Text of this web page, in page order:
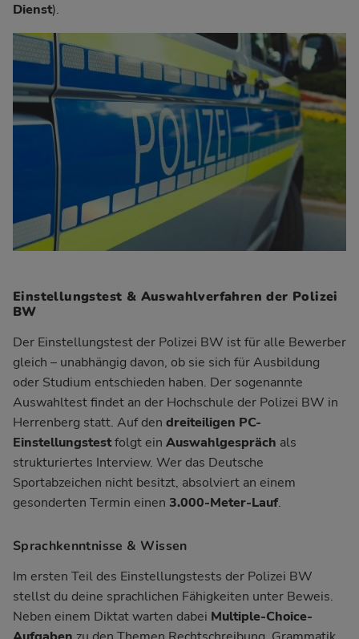
Dienst).
Einstellungstest & Auswahlverfahren der Polizei
BW
Der Einstellungstest der Polizei BW ist für alle Bewerber
gleich – unabhängig davon, ob sie sich für Ausbildung
oder Studium entschieden haben. Der sogenannte
Auswahltest findet an der Hochschule der Polizei BW in
Herrenberg statt. Auf den dreiteiligen PC-
Einstellungstestfolgt ein Auswahlgespräch als
strukturiertes Interview. Wer das Deutsche
Sportabzeichen nicht besitzt, absolviert an einem
gesonderten Termin einen 3.000-Meter-Lauf.
Sprachkenntnisse & Wissen
Im ersten Teil des Einstellungstests der Polizei BW
stellst du deine sprachlichen Fähigkeiten unter Beweis.
Neben einem Diktatwarten dabei Multiple-Choice-